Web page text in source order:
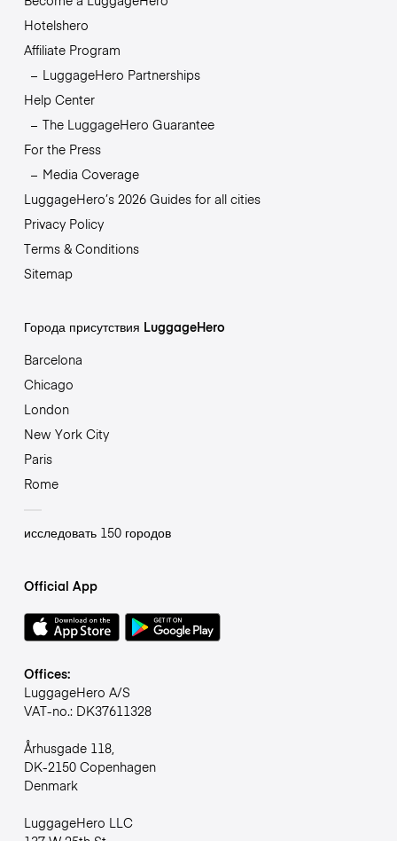
Hotelshero
Affiliate Program
LuggageHero Partnerships
Help Center
The LuggageHero Guarantee
For the Press
Media Coverage
LuggageHero’s 2026 Guides for all cities
Privacy Policy
Terms & Conditions
Sitemap
Города присутствия LuggageHero
Barcelona
Chicago
London
New York City
Paris
Rome
исследовать 150 городов
Official App
Offices:
LuggageHero A/S
VAT-no.: DK37611328
Århusgade 118,
DK-2150 Copenhagen
Denmark
LuggageHero LLC